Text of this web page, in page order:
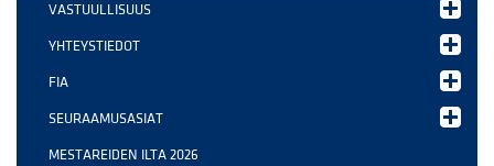
VASTUULLISUUS
YHTEYSTIEDOT
FIA
SEURAAMUSASIAT
MESTAREIDEN ILTA 2026